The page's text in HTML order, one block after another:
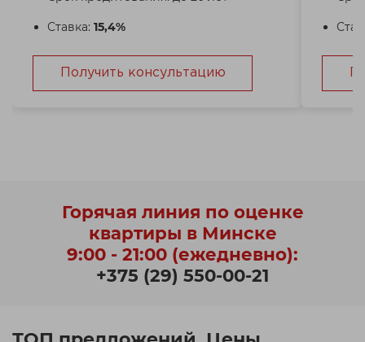
Ставка: 15,4%
Получить консультацию
Горячая линия по оценке
квартиры в Минске
9:00 - 21:00 (ежедневно):
+375 (29) 550-00-21